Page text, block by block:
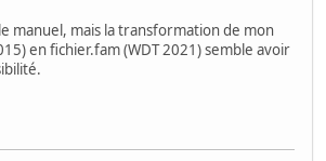
manuel, mais la transformation de mon
en fichier.fam (WDT 2021) semble avoir